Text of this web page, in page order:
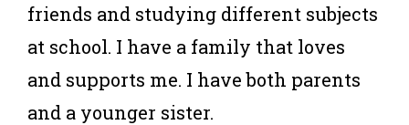
friends and studying different subjects
at school. I have a family that loves
and supports me. I have both parents
and a younger sister.